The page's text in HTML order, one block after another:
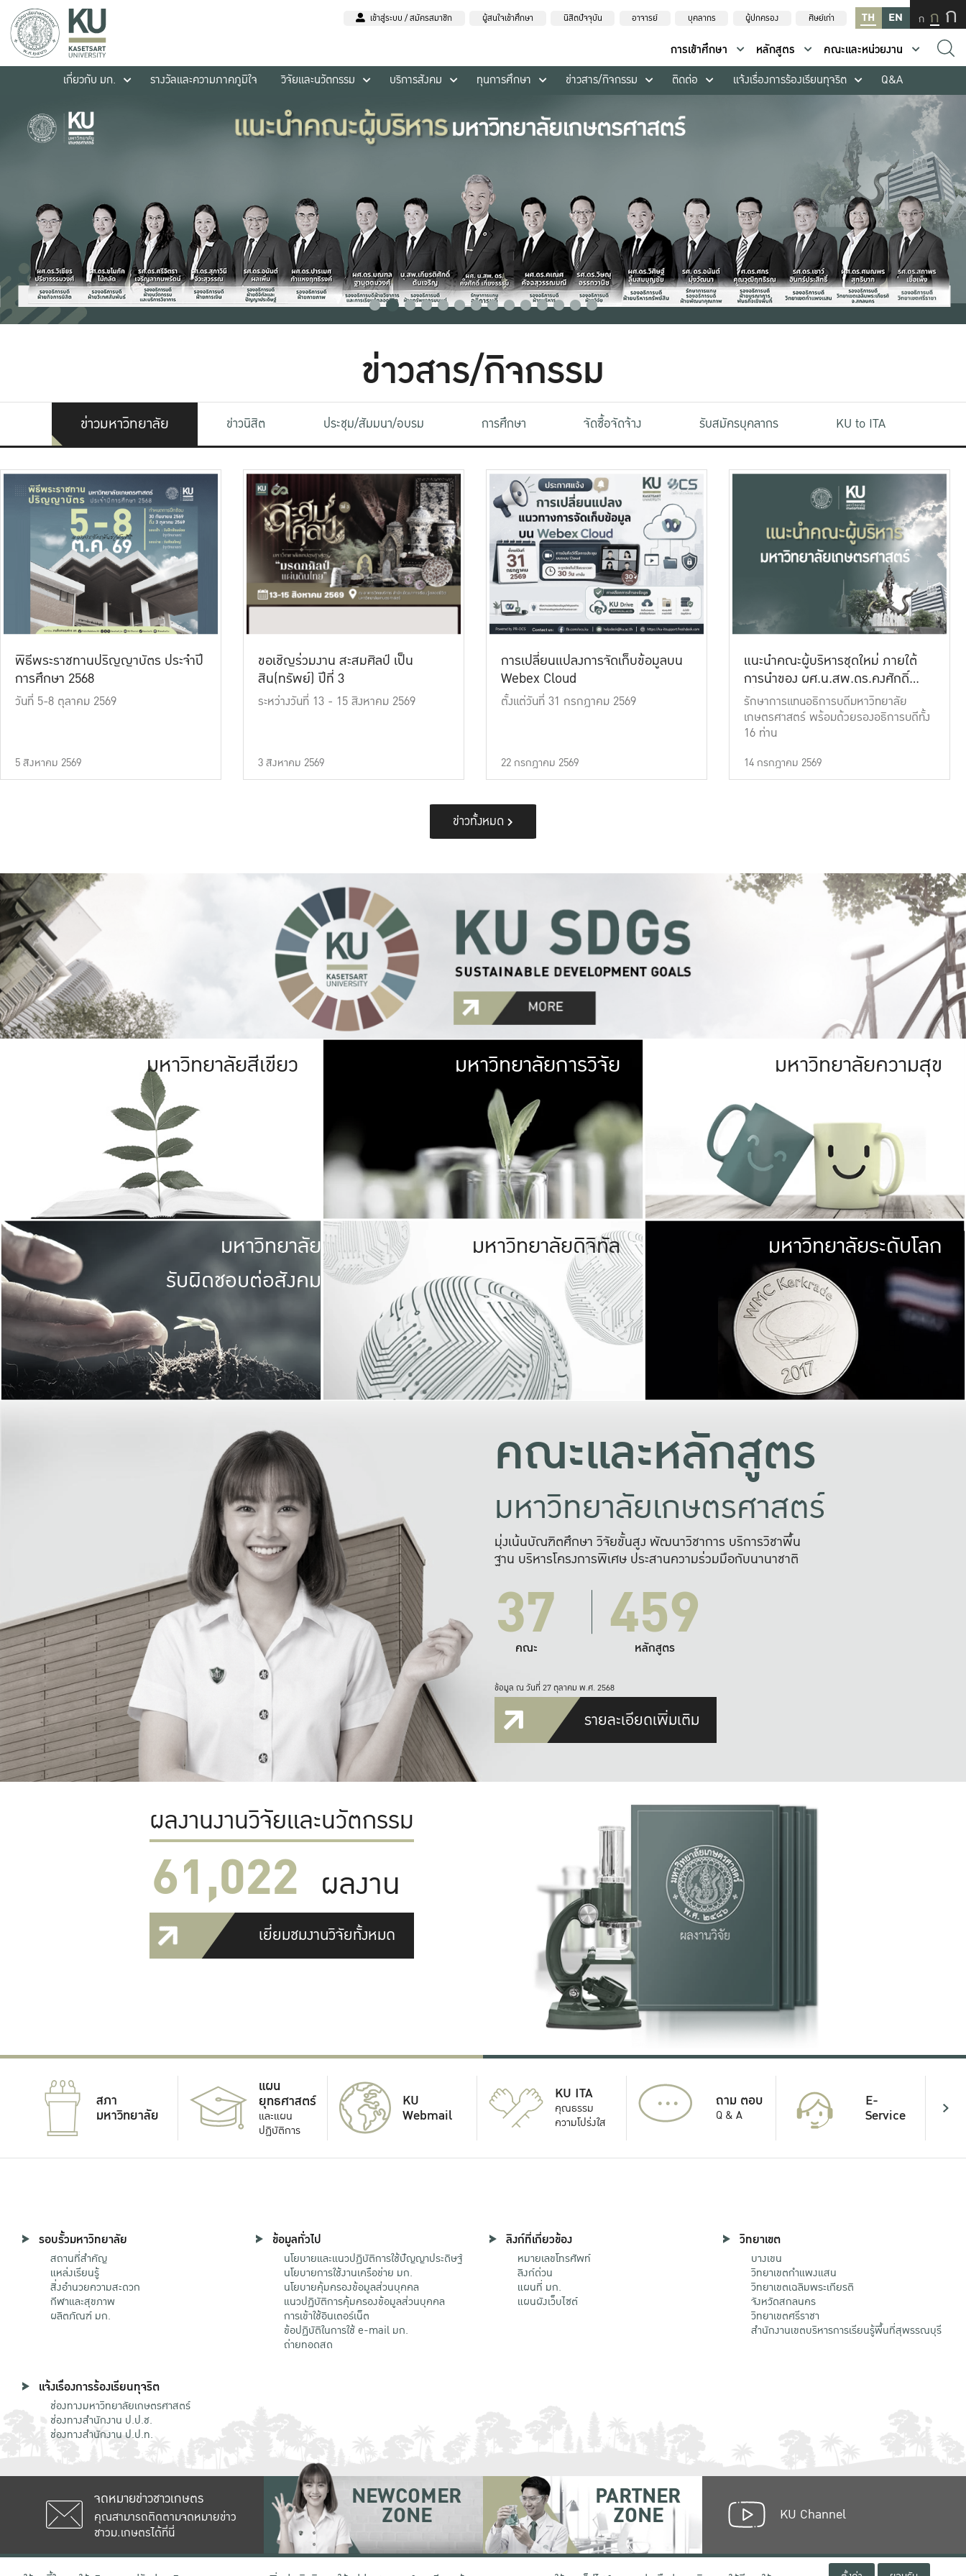
เข้าสู่ระบบ / สมัครสมาชิก ผู้สนใจเข้าศึกษา นิสิตปัจจุบัน อาจารย์ บุคลากร ผู้ปกครอง ศิษย์เก่า TH EN ก ก ก
การเข้าศึกษา หลักสูตร
คณะและหน่วยงาน
เกี่ยวกับ มก.
รางวัลและความภาคภูมิใจ วิจัยและนวัตกรรม บริการสังคม ทุนการศึกษา ข่าวสาร/กิจกรรม ติดต่อ แจ้งเรื่องการร้องเรียนทุจริต Q&A
ข่าวสาร/กิจกรรม
ข่าวมหาวิทยาลัย ข่าวนิสิต ประชุม/สัมมนา/อบรม การศึกษา จัดซื้อจัดจ้าง รับสมัครบุคลากร KU to ITA
พิธีพระราชทานปริญญาบัตร ประจำปี
การศึกษา 2568
วันที่ 5-8 ตุลาคม 2569
5 สิงหาคม 2569
ขอเชิญร่วมงาน สะสมศิลป์ เป็น
สิน(ทรัพย์) ปีที่ 3
ระหว่างวันที่ 13 - 15 สิงหาคม 2569
3 สิงหาคม 2569
การเปลี่ยนแปลงการจัดเก็บข้อมูลบน
Webex Cloud
ตั้งแต่วันที่ 31 กรกฎาคม 2569
22 กรกฎาคม 2569
แนะนำคณะผู้บริหารชุดใหม่ ภายใต้
การนำของ ผศ.น.สพ.ดร.คงศักดิ์
เที่ยงธรรม
รักษาการแทนอธิการบดีมหาวิทยาลัย
เกษตรศาสตร์ พร้อมด้วยรองอธิการบดีทั้ง
16 ท่าน
14 กรกฎาคม 2569
ข่าวทั้งหมด
มหาวิทยาลัยสีเขียว มหาวิทยาลัย
เกษตรศาสตร์ มีพื้นที่เขียวสดใส หนาแน่น
เป็นป่าในเมือง (URBAN FOREST)
เกษตรในเมือง (URBAN AGRICULTURE)
ที่นับรวมกันได้ประมาณ 1,400 ไร่
มหาวิทยาลัยการวิจัย มหาวิทยาลัย
ให้กับประชาชน
มหาวิทยาลัยความสุข
มหาวิทยาลัย
รับผิดชอบต่อสังคม
มหาวิทยาลัยรับผิดชอบต่อสังคม
ร่วมมือกับชุมชน เพื่อความกินดีอยู่ดี
และความสุขอย่างยั่งยืน
มองปัญหาในภาพกว้าง
แก้ไขจากปัญหาจุดเล็กๆ
มหาวิทยาลัยดิจิทัล มหาวิทยา
พร้อมที่จ
และผลักดันในการใช้ระบบส
เพื่อการทำงานแ
มหาวิทยาลัยระดับโลก
คณะและหลักสูตร
มหาวิทยาลัยเกษตรศาสตร์
มุ่งเน้นบัณฑิตศึกษา วิจัยขั้นสูง พัฒนาวิชาการ บริการวิชาพื้น
ฐาน บริหารโครงการพิเศษ ประสานความร่วมมือกับนานาชาติ
37
คณะ 459
หลักสูตร
ข้อมูล ณ วันที่ 27 ตุลาคม พ.ศ. 2568
รายละเอียดเพิ่มเติม
ผลงานงานวิจัยและนวัตกรรม
61,022 ผลงาน
เยี่ยมชมงานวิจัยทั้งหมด
สภา
มหาวิทยาลัย
แผน
ยุทธศาสตร์
และแผน
ปฏิบัติการ
KU
Webmail
KU ITA
คุณธรรม
ความโปร่งใส
... ถาม ตอบ
Q & A
E-
Service
รอบรั้วมหาวิทยาลัย
สถานที่สำคัญ
แหล่งเรียนรู้
สิ่งอำนวยความสะดวก
กีฬาและสุขภาพ
ผลิตภัณฑ์ มก.
ข้อมูลทั่วไป
นโยบายและแนวปฏิบัติการใช้ปัญญาประดิษฐ์
นโยบายการใช้งานเครือข่าย มก.
นโยบายคุ้มครองข้อมูลส่วนบุคคล
แนวปฏิบัติการคุ้มครองข้อมูลส่วนบุคคล
การเข้าใช้อินเตอร์เน็ต
ข้อปฏิบัติในการใช้ e-mail มก.
ถ่ายทอดสด
ลิงก์ที่เกี่ยวข้อง
หมายเลขโทรศัพท์
ลิงก์ด่วน
แผนที่ มก.
แผนผังเว็บไซต์
วิทยาเขต
บางเขน
วิทยาเขตกําแพงแสน
วิทยาเขตเฉลิมพระเกียรติ
จังหวัดสกลนคร
วิทยาเขตศรีราชา
สำนักงานเขตบริหารการเรียนรู้พื้นที่สุพรรณบุรี
แจ้งเรื่องการร้องเรียนทุจริต
ช่องทางมหาวิทยาลัยเกษตรศาสตร์
ช่องทางสำนักงาน ป.ป.ช.
ช่องทางสำนักงาน ป.ป.ท.
จดหมายข่าวชาวเกษตร
คุณสามารถติดตามจดหมายข่าว
ชาวม.เกษตรได้ที่นี่
NEWCOMER
ZONE
PARTNER
ZONE KU Channel